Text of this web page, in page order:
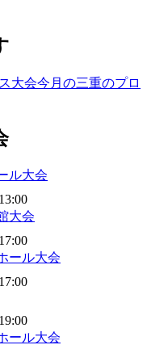
大会今月の三重のプロ
ル大会
大会
ール大会
ール大会